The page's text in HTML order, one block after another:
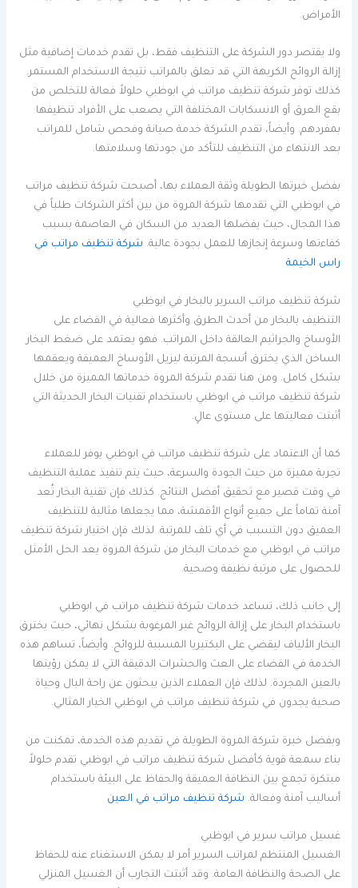
الأمراض.
ولا يقتصر دور الشركة على التنظيف فقط، بل تقدم خدمات إضافية مثل
إزالة الروائح الكريهة التي قد تعلق بالمراتب نتيجة الاستخدام المستمر.
كذلك توفر شركة تنظيف مراتب في ابوظبي حلولاً فعالة للتخلص من
بقع العرق أو الانسكابات المختلفة التي يصعب على الأفراد تنظيفها
بمفردهم. وأيضاً، تقدم الشركة خدمة صيانة وفحص شامل للمراتب
بعد الانتهاء من التنظيف للتأكد من جودتها وسلامتها.
بفضل خبرتها الطويلة وثقة العملاء بها، أصبحت شركة تنظيف مراتب
في ابوظبي التي تقدمها شركة المروة من بين أكثر الشركات طلباً في
هذا المجال، حيث يفضلها العديد من السكان في العاصمة بسبب
كفاءتها وسرعة إنجازها للعمل بجودة عالية. شركة تنظيف مراتب في
راس الخيمة
شركة تنظيف مراتب السرير بالبخار في ابوظبي
التنظيف بالبخار من أحدث الطرق وأكثرها فعالية في القضاء على
الأوساخ والجراثيم العالقة داخل المراتب. فهو يعتمد على ضغط البخار
الساخن الذي يخترق أنسجة المرتبة ليزيل الأوساخ العميقة ويعقمها
بشكل كامل. ومن هنا تقدم شركة المروة خدماتها المميزة من خلال
شركة تنظيف مراتب في ابوظبي باستخدام تقنيات البخار الحديثة التي
أثبتت فعاليتها على مستوى عالٍ.
كما أن الاعتماد على شركة تنظيف مراتب في ابوظبي يوفر للعملاء
تجربة مميزة من حيث الجودة والسرعة، حيث يتم تنفيذ عملية التنظيف
في وقت قصير مع تحقيق أفضل النتائج. كذلك فإن تقنية البخار تُعد
آمنة تماماً على جميع أنواع الأقمشة، مما يجعلها مثالية للتنظيف
العميق دون التسبب في أي تلف للمرتبة. لذلك فإن اختيار شركة تنظيف
مراتب في ابوظبي مع خدمات البخار من شركة المروة يعد الحل الأمثل
للحصول على مرتبة نظيفة وصحية.
إلى جانب ذلك، تساعد خدمات شركة تنظيف مراتب في ابوظبي
باستخدام البخار على إزالة الروائح غير المرغوبة بشكل نهائي، حيث يخترق
البخار الألياف ليقضي على البكتيريا المسببة للروائح. وأيضاً، تساهم هذه
الخدمة في القضاء على العث والحشرات الدقيقة التي لا يمكن رؤيتها
بالعين المجردة. لذلك فإن العملاء الذين يبحثون عن راحة البال وحياة
صحية يجدون في شركة تنظيف مراتب في ابوظبي الخيار المثالي.
وبفضل خبرة شركة المروة الطويلة في تقديم هذه الخدمة، تمكنت من
بناء سمعة قوية كأفضل شركة تنظيف مراتب في ابوظبي تقدم حلولاً
مبتكرة تجمع بين النظافة العميقة والحفاظ على البيئة باستخدام
أساليب آمنة وفعالة. شركة تنظيف مراتب في العين
غسيل مراتب سرير في ابوظبي
الغسيل المنتظم لمراتب السرير أمر لا يمكن الاستغناء عنه للحفاظ
على الصحة والنظافة العامة. وقد أثبتت التجارب أن الغسيل المنزلي